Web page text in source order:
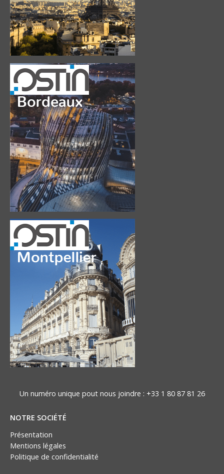
Un numéro unique pout nous joindre : +33 1 80 87 81 26
NOTRE SOCIÉTÉ
Présentation
Mentions légales
Politique de confidentialité